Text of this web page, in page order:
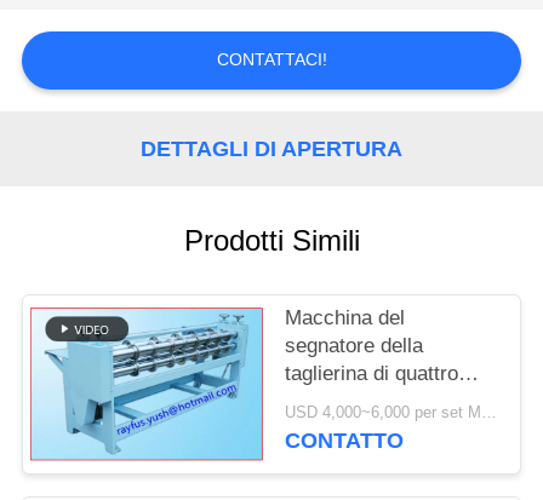
UNA
CITAZIONE
PRIVACY
POLICY
CONTATTACI!
DETTAGLI DI APERTURA
Prodotti Simili
Macchina del
segnatore della
taglierina di quattro
assi intorno alla ruota
del coltello che piega
USD 4,000~6,000 per set MOQ:1 insieme
CONTATTO